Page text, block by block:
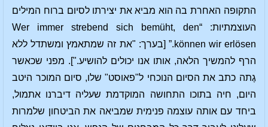
התקופה האחרת בה הוא מביא את יצירתו לסיום ברוח המילים
העוצמתיות: “Wer immer strebend sich bemüht, den
können wir erlösen.” [בערך: "את זה שמתאמץ ומשתדל ללא
הרף להמשיך הלאה, אותו אנו יכולים להושיע."]. מפני שכאשר
גֶתה כתב את הסיום הנוכחי ל"פאוסט" שלו, סיום המוכר היטב
היום, חיה בתוכו התחושה המוקדמת שעליה דיברנו אתמול,
ביחד עם אותה עוצמה פנימית שמביאה את הביטחון שלמרות